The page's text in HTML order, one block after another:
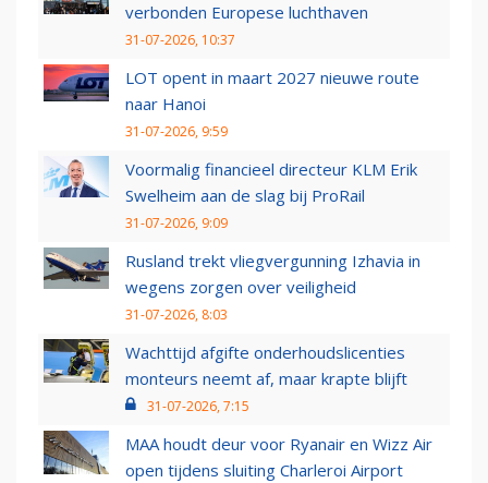
verbonden Europese luchthaven
31-07-2026, 10:37
LOT opent in maart 2027 nieuwe route
naar Hanoi
31-07-2026, 9:59
Voormalig financieel directeur KLM Erik
Swelheim aan de slag bij ProRail
31-07-2026, 9:09
Rusland trekt vliegvergunning Izhavia in
wegens zorgen over veiligheid
31-07-2026, 8:03
Wachttijd afgifte onderhoudslicenties
monteurs neemt af, maar krapte blijft
31-07-2026, 7:15
MAA houdt deur voor Ryanair en Wizz Air
open tijdens sluiting Charleroi Airport